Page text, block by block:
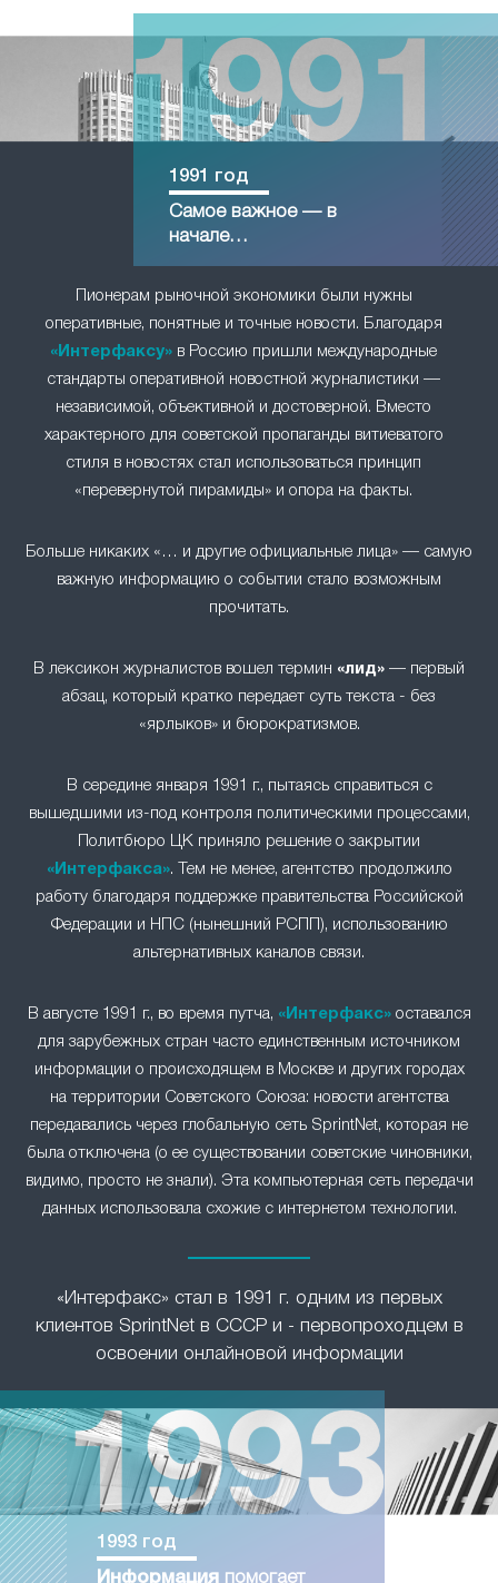
Пионерам рыночной экономики были нужны
оперативные, понятные и точные новости. Благодаря
«Интерфаксу» в Россию пришли международные
стандарты оперативной новостной журналистики —
независимой, объективной и достоверной. Вместо
характерного для советской пропаганды витиеватого
стиля в новостях стал использоваться принцип
«перевернутой пирамиды» и опора на факты.
1991 год
Самое важное — в
начале…
Больше никаких «… и другие официальные лица» — самую
важную информацию о событии стало возможным
прочитать.
В лексикон журналистов вошел термин «лид» — первый
абзац, который кратко передает суть текста - без
«ярлыков» и бюрократизмов.
В середине января 1991 г., пытаясь справиться с
вышедшими из-под контроля политическими процессами,
Политбюро ЦК приняло решение о закрытии
«Интерфакса». Тем не менее, агентство продолжило
работу благодаря поддержке правительства Российской
Федерации и НПС (нынешний РСПП), использованию
альтернативных каналов связи.
В августе 1991 г., во время путча, «Интерфакс»оставался
для зарубежных стран часто единственным источником
информации о происходящем в Москве и других городах
на территории Советского Союза: новости агентства
передавались через глобальную сеть SprintNet, которая не
была отключена (о ее существовании советские чиновники,
видимо, просто не знали). Эта компьютерная сеть передачи
данных использовала схожие с интернетом технологии.
«Интерфакс» стал в 1991 г. одним из первых
клиентов SprintNet в СССР и - первопроходцем в
освоении онлайновой информации
1993 год
Информация помогает